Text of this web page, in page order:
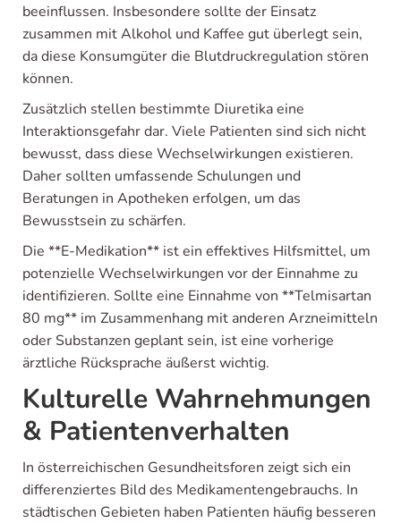
beeinflussen. Insbesondere sollte der Einsatz
zusammen mit Alkohol und Kaffee gut überlegt sein,
da diese Konsumgüter die Blutdruckregulation stören
können.
Zusätzlich stellen bestimmte Diuretika eine
Interaktionsgefahr dar. Viele Patienten sind sich nicht
bewusst, dass diese Wechselwirkungen existieren.
Daher sollten umfassende Schulungen und
Beratungen in Apotheken erfolgen, um das
Bewusstsein zu schärfen.
Die **E-Medikation** ist ein effektives Hilfsmittel, um
potenzielle Wechselwirkungen vor der Einnahme zu
identifizieren. Sollte eine Einnahme von **Telmisartan
80 mg** im Zusammenhang mit anderen Arzneimitteln
oder Substanzen geplant sein, ist eine vorherige
ärztliche Rücksprache äußerst wichtig.
Kulturelle Wahrnehmungen
& Patientenverhalten
In österreichischen Gesundheitsforen zeigt sich ein
differenziertes Bild des Medikamentengebrauchs. In
städtischen Gebieten haben Patienten häufig besseren